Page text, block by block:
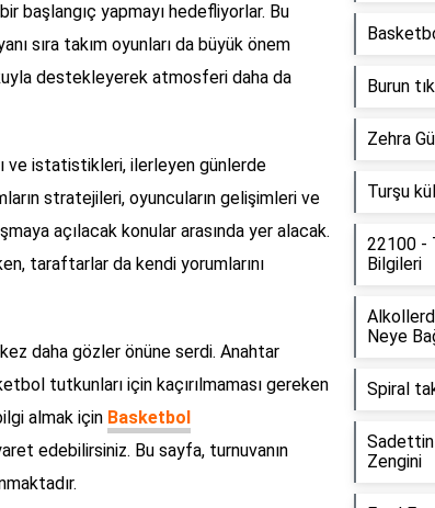
başlangıç yapmayı hedefliyorlar. Bu
sıra takım oyunları da büyük önem
destekleyerek atmosferi daha da
ve istatistikleri, ilerleyen günlerde
stratejileri, oyuncuların gelişimleri ve
açılacak konular arasında yer alacak.
taraftarlar da kendi yorumlarını
daha gözler önüne serdi. Anahtar
tutkunları için kaçırılmaması gereken
almak için Basketbol
edebilirsiniz. Bu sayfa, turnuvanın
Burun
Zehra
Turşu
22100 -
Bilgileri
Neye
Spiral
Sadettin
Zengini